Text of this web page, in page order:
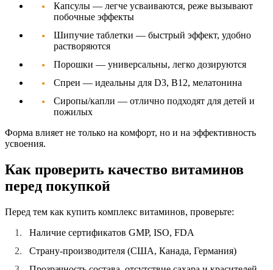
Капсулы — легче усваиваются, реже вызывают
побочные эффекты
Шипучие таблетки — быстрый эффект, удобно
растворяются
Порошки — универсальны, легко дозируются
Спреи — идеальны для D3, B12, мелатонина
Сиропы/капли — отлично подходят для детей и
пожилых
Форма влияет не только на комфорт, но и на эффективность
усвоения.
Как проверить качество витаминов
перед покупкой
Перед тем как купить комплекс витаминов, проверьте:
Наличие сертификатов GMP, ISO, FDA
Страну-производителя (США, Канада, Германия)